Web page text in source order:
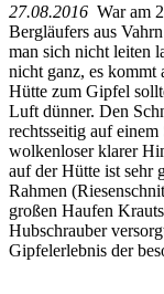
27.08.2016 War am
Bergläufers aus
man sich nicht leiten
nicht ganz, es
Hütte zum Gipfel
Luft dünner. Den
rechtsseitig auf
wolkenloser klarer
auf der Hütte ist sehr
Rahmen
großen Haufen
Hubschrauber
Gipfelerlebnis der